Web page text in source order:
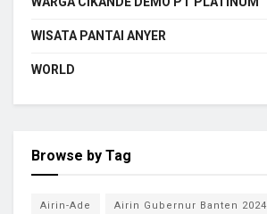
WISATA PANTAI ANYER
WORLD
Browse by Tag
Airin-Ade Airin Gubernur Banten 2024